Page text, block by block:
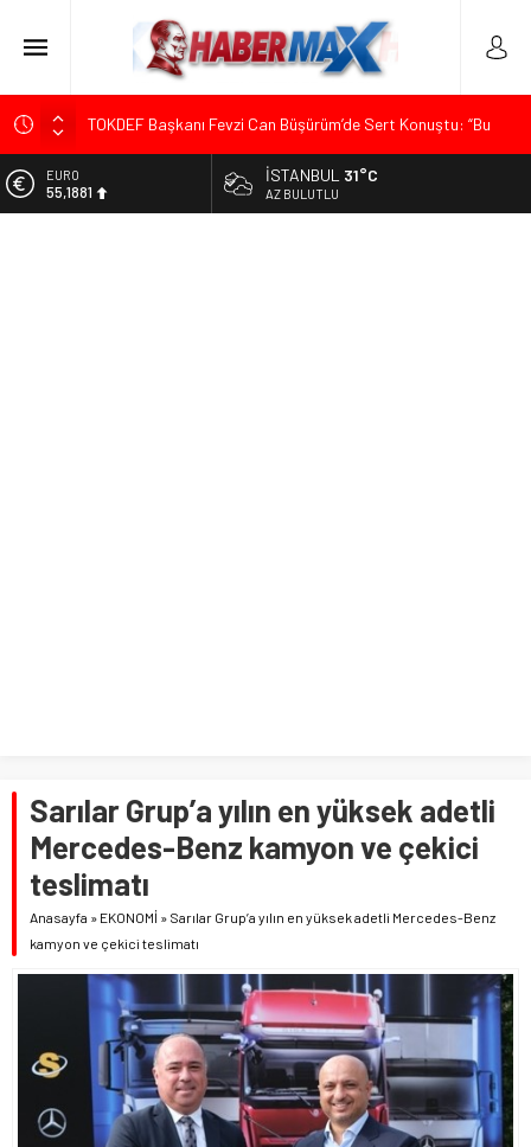
TOKDEF Başkanı Fevzi Can Büşürüm’de Sert Konuştu: “Bu
Çevrecik Büşürüm Yayla Şenliği’nde Siyaset ve Memleket
ALTIN
6.660,55
İSTANBUL 31°C
AZ BULUTLU
Sarılar Grup’a yılın en yüksek adetli
Mercedes-Benz kamyon ve çekici
teslimatı
Anasayfa » EKONOMİ » Sarılar Grup’a yılın en yüksek adetli Mercedes-Benz
kamyon ve çekici teslimatı